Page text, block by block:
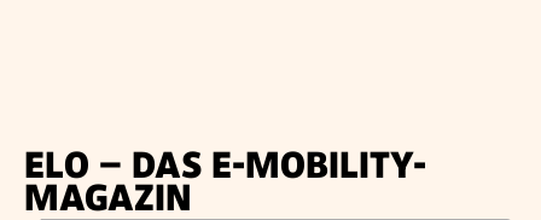
ELO – DAS E-MOBILITY-
MAGAZIN